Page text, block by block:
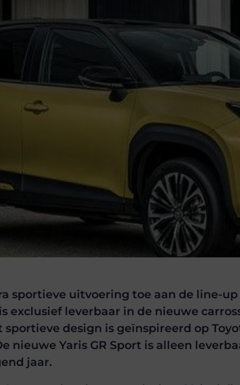
sportieve uitvoering toe aan de line-
exclusief leverbaar in de nieuwe
design is geïnspireerd op
nieuwe Yaris GR Sport is alleen
jaar.